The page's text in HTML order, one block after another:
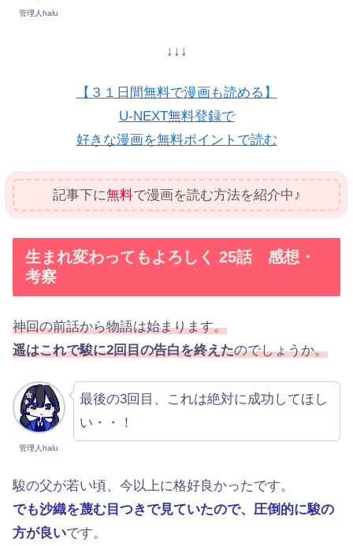
管理人halu
↓↓↓
【３１日間無料で漫画も読める】
U-NEXT無料登録で
好きな漫画を無料ポイントで読む
記事下に無料で漫画を読む方法を紹介中♪
生まれ変わってもよろしく 25話 感想・
考察
神回の前話から物語は始まります。
遥はこれで駿に2回目の告白を終えたのでしょうか。
管理人halu
最後の3回目、これは絶対に成功してほし
い・・！
駿の父が若い頃、今以上に格好良かったです。
でも沙織を蔑む目つきで見ていたので、圧倒的に駿の
方が良いです。